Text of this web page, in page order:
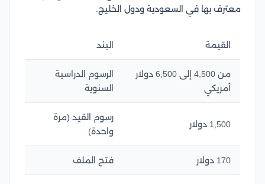
معترف بها في السعودية ودول الخليج.
القيمة البند
من 4,500 إلى 6,500 دولار
أمريكي
الرسوم الدراسية
السنوية
1,500 دولار
رسوم القيد (مرة
واحدة)
170 دولار فتح الملف